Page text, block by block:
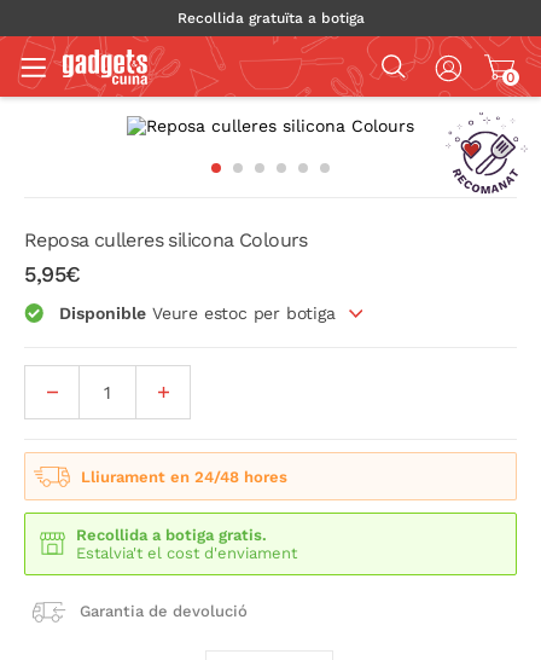
Recollida gratuïta a botiga
0
Reposa culleres silicona Colours
5,95€
Disponible Veure estoc per botiga
Lliurament en 24/48 hores
Recollida a botiga gratis.
Estalvia't el cost d'enviament
Garantia de devolució